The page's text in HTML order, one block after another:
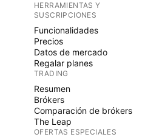
HERRAMIENTAS Y
SUSCRIPCIONES
Funcionalidades
Precios
Datos de mercado
Regalar planes
TRADING
Resumen
Brókers
Comparación de brókers
The Leap
OFERTAS ESPECIALES